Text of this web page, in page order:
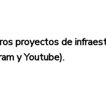
proyectos de
y Youtube).